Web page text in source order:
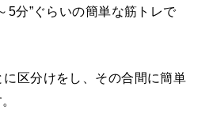
5分”ぐらいの簡単な筋トレで
区分けをし、その合間に簡単